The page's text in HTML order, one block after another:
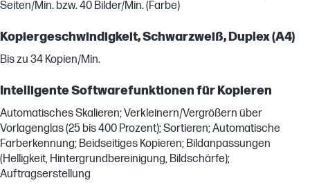
Seiten/Min. bzw. 40 Bilder/Min. (Farbe)
Kopiergeschwindigkeit, Schwarzweiß, Duplex (A4)
Bis zu 34 Kopien/Min.
Intelligente Softwarefunktionen für Kopieren
Automatisches Skalieren; Verkleinern/Vergrößern über
Vorlagenglas (25 bis 400 Prozent); Sortieren; Automatische
Farberkennung; Beidseitiges Kopieren; Bildanpassungen
(Helligkeit, Hintergrundbereinigung, Bildschärfe);
Auftragserstellung